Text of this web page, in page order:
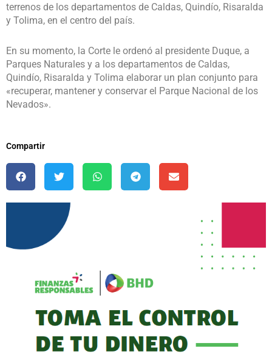
terrenos de los departamentos de Caldas, Quindío, Risaralda
y Tolima, en el centro del país.
En su momento, la Corte le ordenó al presidente Duque, a
Parques Naturales y a los departamentos de Caldas,
Quindío, Risaralda y Tolima elaborar un plan conjunto para
«recuperar, mantener y conservar el Parque Nacional de los
Nevados».
Compartir